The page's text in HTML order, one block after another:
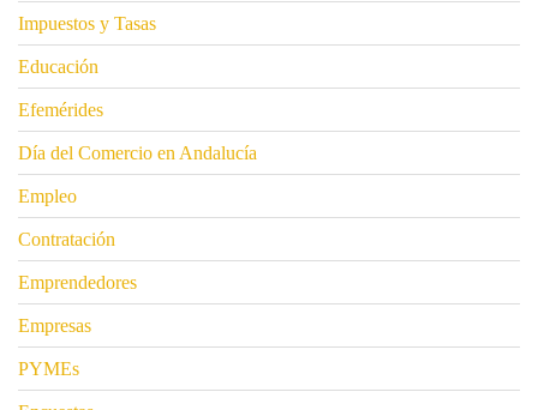
Impuestos y Tasas
Educación
Efemérides
Día del Comercio en Andalucía
Empleo
Contratación
Emprendedores
Empresas
PYMEs